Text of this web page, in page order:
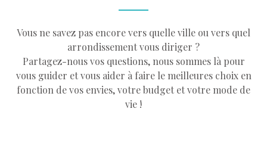
Vous ne savez pas encore vers quelle ville ou vers quel
arrondissement vous diriger ?
Partagez-nous vos questions, nous sommes là pour
vous guider et vous aider à faire le meilleures choix en
fonction de vos envies, votre budget et votre mode de
vie !